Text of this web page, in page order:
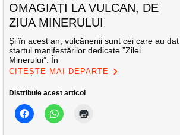
OMAGIAȚI LA VULCAN, DE
ZIUA MINERULUI
Și în acest an, vulcănenii sunt cei care au dat
startul manifestărilor dedicate ”Zilei
Minerului”. În
CITEȘTE MAI DEPARTE
Distribuie acest articol